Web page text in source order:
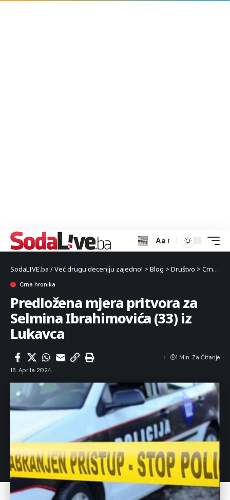
Aa
SodaLIVE.ba / Već drugu deceniju zajedno! > Blog > Društvo > Crna hronika
Crna hronika
Predložena mjera pritvora za
Selmina Ibrahimovića (33) iz
Lukavca
18. Aprila 2024.
1 Min. Za Čitanje